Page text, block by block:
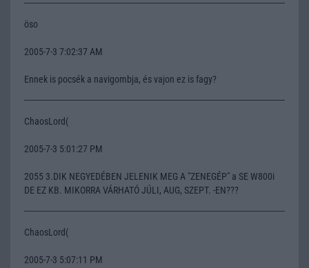
öso
2005-7-3 7:02:37 AM
Ennek is pocsék a navigombja, és vajon ez is fagy?
ChaosLord(
2005-7-3 5:01:27 PM
2055 3.DIK NEGYEDÉBEN JELENIK MEG A "ZENEGÉP" a SE W800i
DE EZ KB. MIKORRA VÁRHATÓ JÚLI, AUG, SZEPT. -EN???
ChaosLord(
2005-7-3 5:07:11 PM